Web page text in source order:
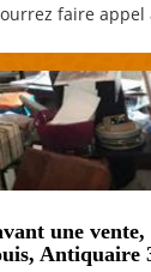
faire appel
une vente,
Antiquaire